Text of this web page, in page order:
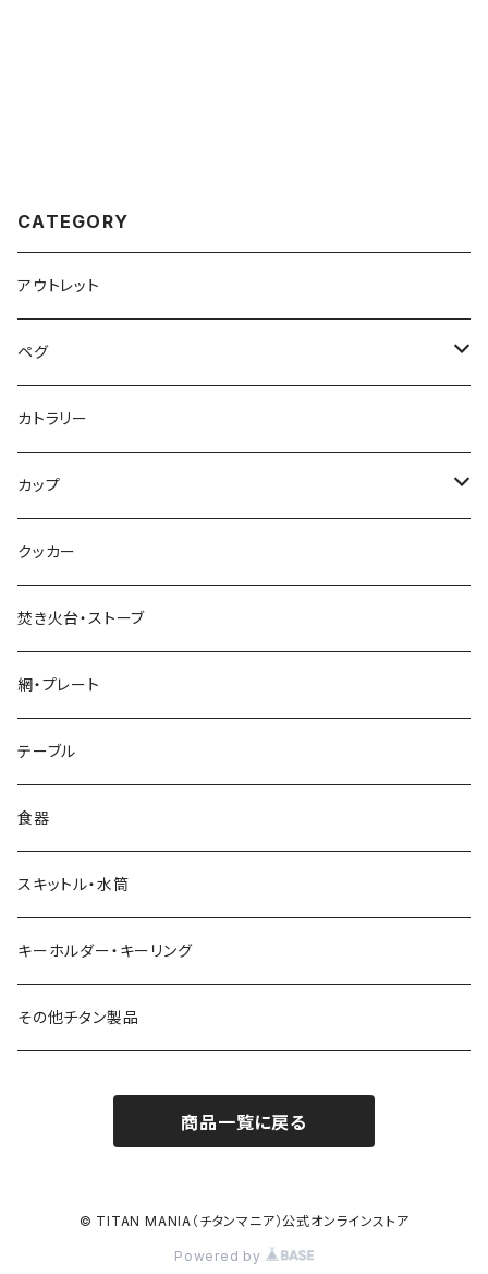
CATEGORY
アウトレット
ペグ
標準タイプ
超軽量タイプ
ネイルペグ
V字型
Y字型
カトラリー
カップ
シングルマグ
シェラカップ
ダブルウォールカップ
リッド（蓋）
クッカー
焚き火台・ストーブ
網・プレート
テーブル
食器
スキットル・水筒
キーホルダー・キーリング
その他チタン製品
商品一覧に戻る
© TITAN MANIA（チタンマニア）公式オンラインストア
Powered by